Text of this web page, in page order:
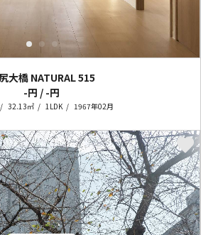
大橋 NATURAL515
-円 / -円
32.13㎡ 1LDK 1967年02月